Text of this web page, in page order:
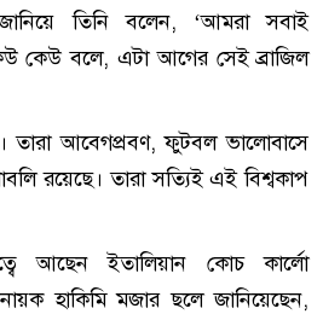
জানিয়ে তিনি বলেন, ‘আমরা সবাই
কেউ বলে, এটা আগের সেই ব্রাজিল
তারা আবেগপ্রবণ, ফুটবল ভালোবাসে
রয়েছে। তারা সত্যিই এই বিশ্বকাপ
আছেন ইতালিয়ান কোচ কার্লো
হাকিমি মজার ছলে জানিয়েছেন,